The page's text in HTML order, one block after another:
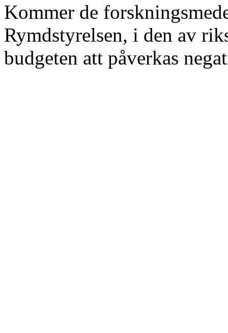
Kommer de
Rymdstyrelsen, i den av
budgeten att påverkas